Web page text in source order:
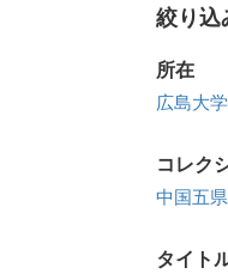
絞り込
所在
広島大
コレク
中国五
タイト